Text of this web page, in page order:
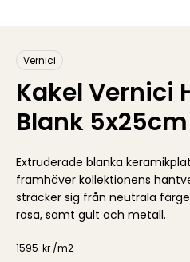
Vernici
Kakel Vernici
Blank 5x25cm
Extruderade blanka
framhäver kollektionens
sträcker sig från neutrala
rosa, samt gult och metall.
1595 kr /m2